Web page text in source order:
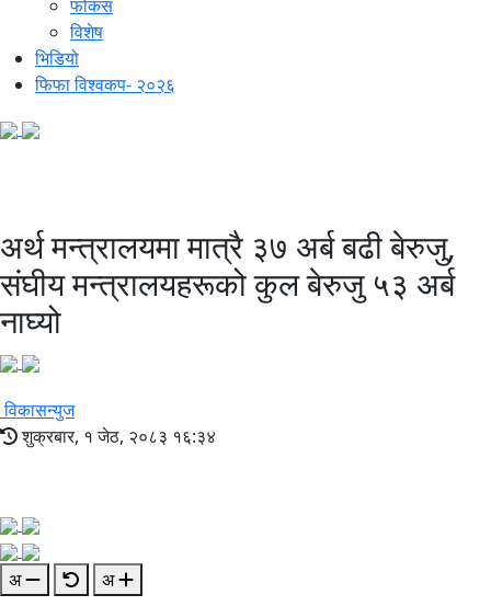
फोकस
विशेष
भिडियो
फिफा विश्वकप- २०२६
अर्थ मन्त्रालयमा मात्रै ३७ अर्ब बढी बेरुजु,
संघीय मन्त्रालयहरूको कुल बेरुजु ५३ अर्ब
नाघ्यो
विकासन्युज
शुक्रबार, १ जेठ, २०८३ १६:३४
अ
अ